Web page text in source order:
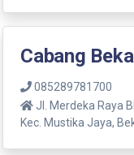
Cabang
085289781700
Jl. Merdeka Raya
Kec. Mustika Jaya,